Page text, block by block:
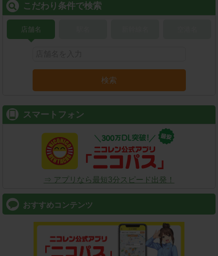
こだわり条件で検索
店舗名
検索
スマートフォン
⇒ アプリなら最短3分スピード出発！
おすすめコンテンツ